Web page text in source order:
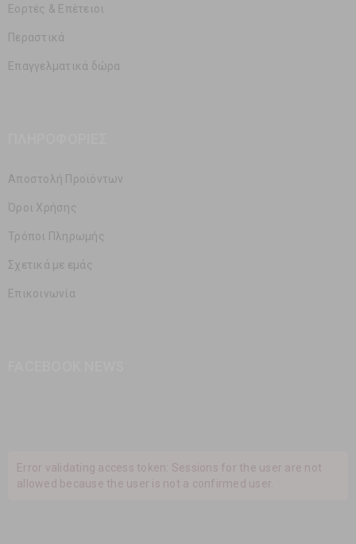
Εορτές & Επέτειοι
Περαστικά
Επαγγελματικά δώρα
Αποστολή Προϊόντων
Όροι Χρήσης
Τρόποι Πληρωμής
Σχετικά με εμάς
Επικοινωνία
Error validating access token: Sessions for the user are not
allowed because the user is not a confirmed user.